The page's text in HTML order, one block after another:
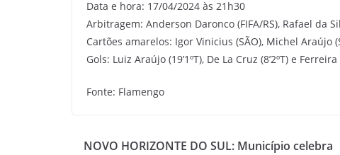
Data e hora: 17/04/2024 às 21h30
Arbitragem: Anderson Daronco (FIFA/RS), Rafael da
Cartões amarelos: Igor Vinicius (SÃO), Michel Araújo
Gols: Luiz Araújo (19’1ºT), De La Cruz (8’2ºT) e Ferreira
Fonte: Flamengo
NOVO HORIZONTE DO SUL: Município celebra